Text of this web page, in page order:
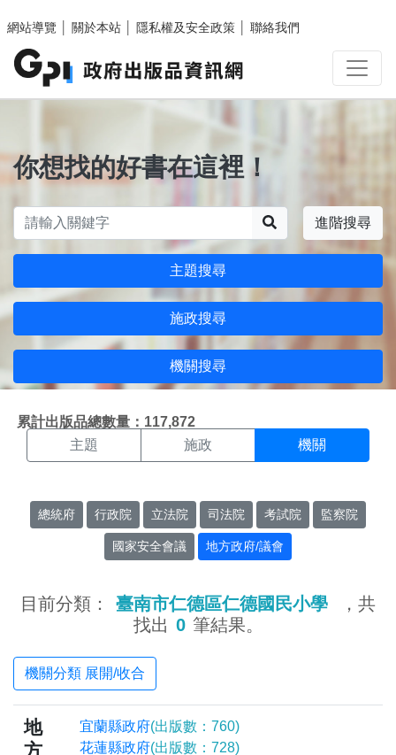
網站導覽
關於本站 隱私權及安全政策 聯絡我們
你想找的好書在這裡！
進階搜尋
主題搜尋
施政搜尋
機關搜尋
累計出版品總數量：117,872
機關搜尋結果頁面
主題 施政 機關
總統府 行政院 立法院 司法院 考試院 監察院
國家安全會議 地方政府/議會
目前分類： 臺南市仁德區仁德國民小學
，共
找出 0 筆結果。
機關分類 展開/收合
地
方
宜蘭縣政府(出版數：760)
花蓮縣政府(出版數：728)